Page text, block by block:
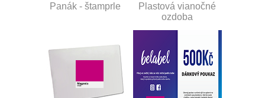
Panák - štamprle
Plastová vianočné
ozdoba